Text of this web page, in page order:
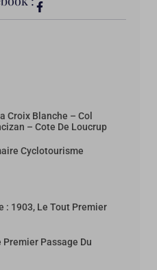
Croix Blanche – Col
– Cote De Loucrup
Cyclotourisme
: 1903, Le Tout Premier
Premier Passage Du